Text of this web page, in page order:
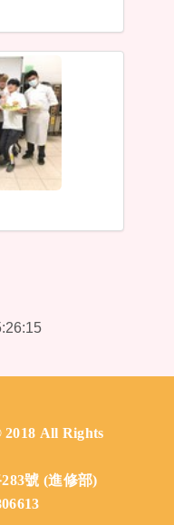
All Rights
號 (進修部)